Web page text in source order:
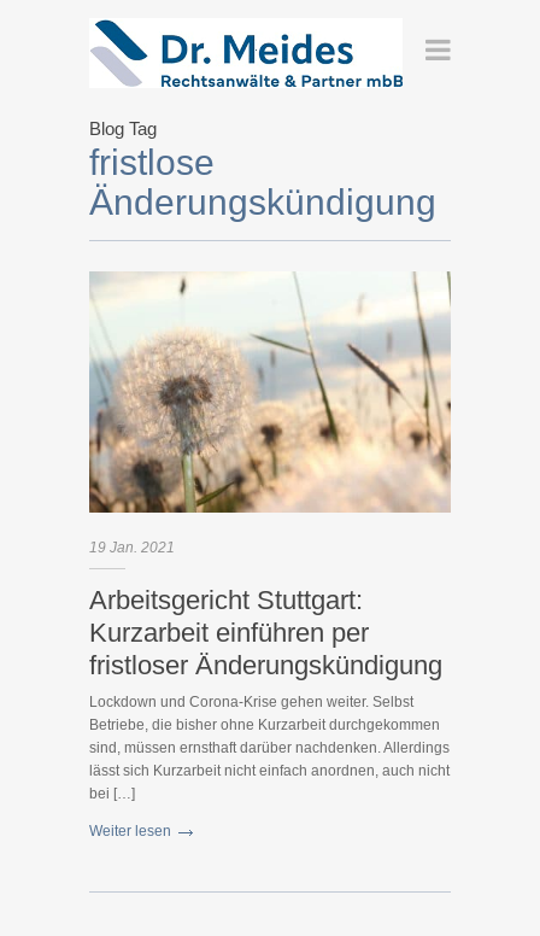
Blog Tag
fristlose
Änderungskündigung
19 Jan. 2021
Arbeitsgericht Stuttgart:
Kurzarbeit einführen per
fristloser Änderungskündigung
Lockdown und Corona-Krise gehen weiter. Selbst
Betriebe, die bisher ohne Kurzarbeit durchgekommen
sind, müssen ernsthaft darüber nachdenken. Allerdings
lässt sich Kurzarbeit nicht einfach anordnen, auch nicht
bei […]
Weiter lesen